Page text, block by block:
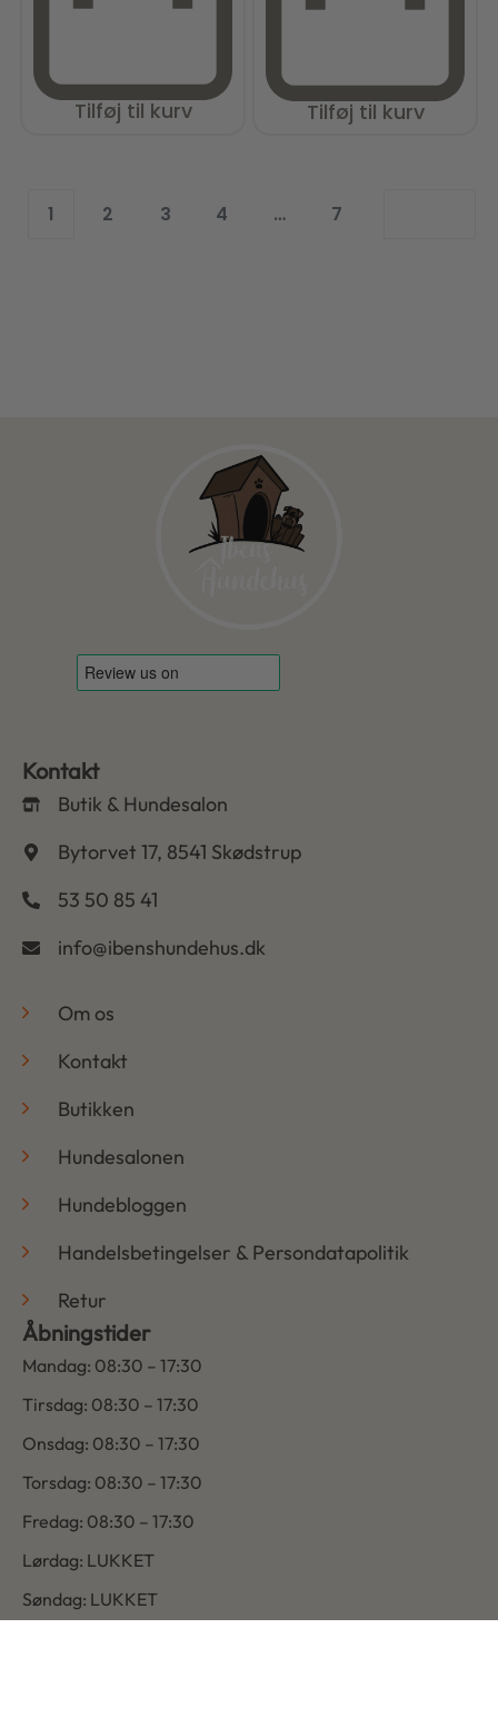
Tilføj til kurv Tilføj til kurv
1 2 3 4 … 7
Kontakt
Butik & Hundesalon
Bytorvet 17, 8541 Skødstrup
53 50 85 41
info@ibenshundehus.dk
Om os
Kontakt
Butikken
Hundesalonen
Hundebloggen
Handelsbetingelser & Persondatapolitik
Retur
Åbningstider
Mandag: 08:30 – 17:30
Tirsdag: 08:30 – 17:30
Onsdag: 08:30 – 17:30
Torsdag: 08:30 – 17:30
Fredag: 08:30 – 17:30
Lørdag: LUKKET
Søndag: LUKKET